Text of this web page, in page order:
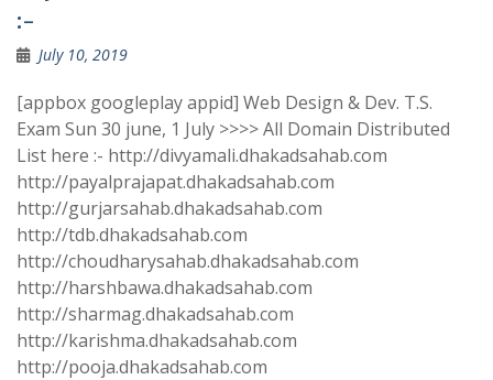
:-
July 10, 2019
[appbox googleplay appid] Web Design & Dev. T.S.
Exam Sun 30 june, 1 July >>>> All Domain Distributed
List here :- http://divyamali.dhakadsahab.com
http://payalprajapat.dhakadsahab.com
http://gurjarsahab.dhakadsahab.com
http://tdb.dhakadsahab.com
http://choudharysahab.dhakadsahab.com
http://harshbawa.dhakadsahab.com
http://sharmag.dhakadsahab.com
http://karishma.dhakadsahab.com
http://pooja.dhakadsahab.com